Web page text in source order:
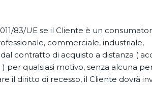
83/UE se il Cliente è un
commerciale, industriale,
contratto di acquisto a distanza (
qualsiasi motivo, senza alcuna
il diritto di recesso, il Cliente dovrà